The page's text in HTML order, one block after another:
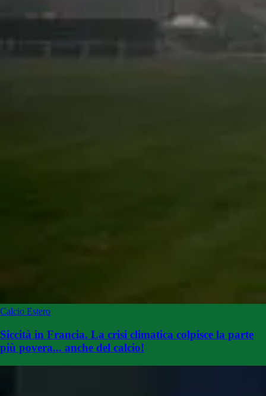
Calcio Estero
Siccità in Francia. La crisi climatica colpisce la parte
più povera... anche del calcio!